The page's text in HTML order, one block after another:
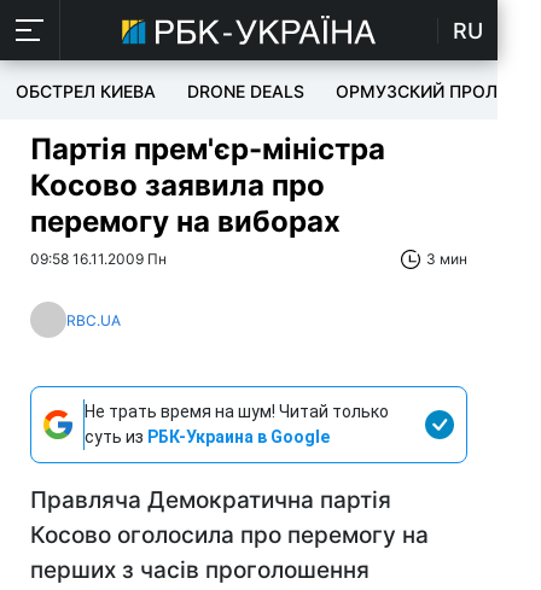
RU
ОБСТРЕЛ КИЕВА DRONE DEALS ОРМУЗСКИЙ ПРОЛИВ
Партія прем'єр-міністра
Косово заявила про
перемогу на виборах
09:58 16.11.2009 Пн 3 мин
RBC.UA
Не трать время на шум! Читай только
суть из РБК-Украина в Google
Правляча Демократична партія
Косово оголосила про перемогу на
перших з часів проголошення